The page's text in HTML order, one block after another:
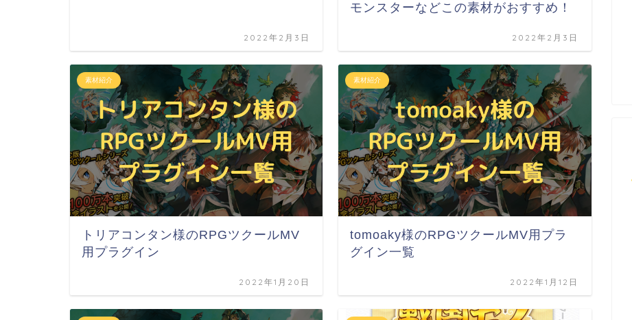
2022年2月3日
モンスターなどこの素材がおすすめ！
2022年2月3日
素材紹介
トリアコンタン様のRPGツクールMV
用プラグイン
2022年1月20日
素材紹介
tomoaky様のRPGツクールMV用プラ
グイン一覧
2022年1月12日